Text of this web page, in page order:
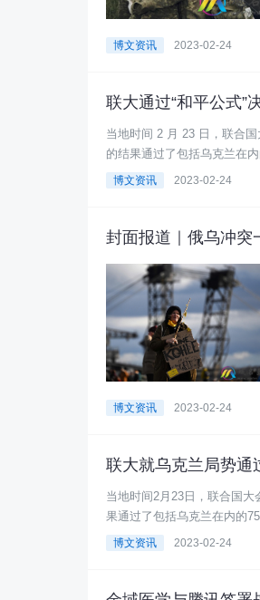
博文资讯 2023-02-24
联大通过“和平公式”
当地时间 2 月 23 日，联合
的结果通过了包括乌克兰在
博文资讯 2023-02-24
封面报道｜俄乌冲突
博文资讯 2023-02-24
联大就乌克兰局势通
当地时间2月23日，联合国
果通过了包括乌克兰在内的
博文资讯 2023-02-24